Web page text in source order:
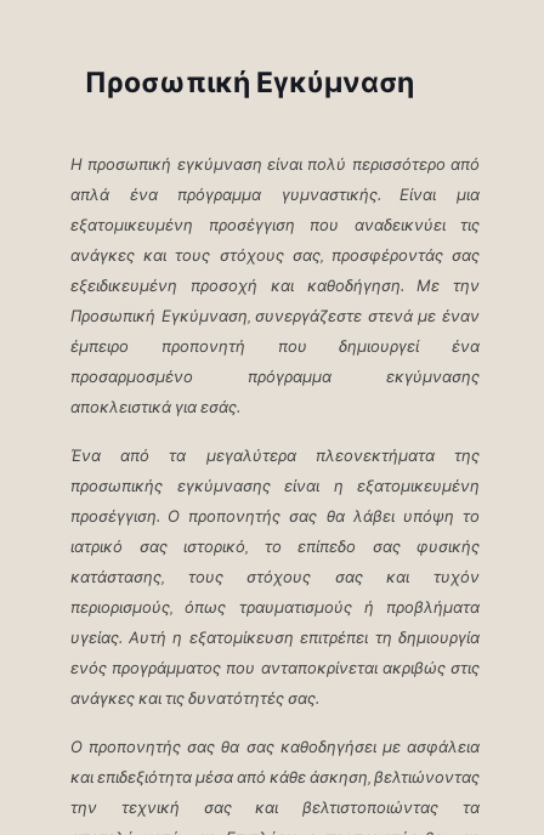
Προσωπική Εγκύμναση
Η προσωπική εγκύμναση είναι πολύ περισσότερο από
απλά ένα πρόγραμμα γυμναστικής. Είναι μια
εξατομικευμένη προσέγγιση που αναδεικνύει τις
ανάγκες και τους στόχους σας, προσφέροντάς σας
εξειδικευμένη προσοχή και καθοδήγηση. Με την
Προσωπική Εγκύμναση, συνεργάζεστε στενά με έναν
έμπειρο προπονητή που δημιουργεί ένα
προσαρμοσμένο πρόγραμμα εκγύμνασης
αποκλειστικά για εσάς.
Ένα από τα μεγαλύτερα πλεονεκτήματα της
προσωπικής εγκύμνασης είναι η εξατομικευμένη
προσέγγιση. Ο προπονητής σας θα λάβει υπόψη το
ιατρικό σας ιστορικό, το επίπεδο σας φυσικής
κατάστασης, τους στόχους σας και τυχόν
περιορισμούς, όπως τραυματισμούς ή προβλήματα
υγείας. Αυτή η εξατομίκευση επιτρέπει τη δημιουργία
ενός προγράμματος που ανταποκρίνεται ακριβώς στις
ανάγκες και τις δυνατότητές σας.
Ο προπονητής σας θα σας καθοδηγήσει με ασφάλεια
και επιδεξιότητα μέσα από κάθε άσκηση, βελτιώνοντας
την τεχνική σας και βελτιστοποιώντας τα